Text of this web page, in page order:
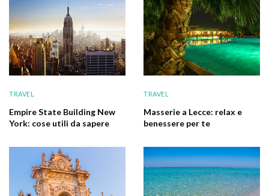
TRAVEL
Empire State Building New
York: cose utili da sapere
TRAVEL
Masserie a Lecce: relax e
benessere per te